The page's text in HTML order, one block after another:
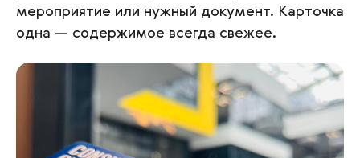
мероприятие или нужный документ. Карточка
одна — содержимое всегда свежее.